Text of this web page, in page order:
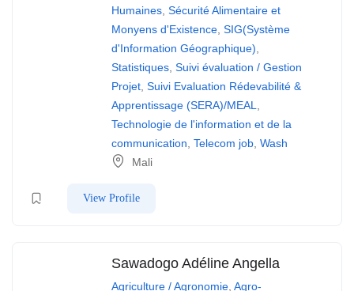
Humaines, Sécurité Alimentaire et
Monyens d'Existence, SIG(Système
d'Information Géographique),
Statistiques, Suivi évaluation / Gestion
Projet, Suivi Evaluation Rédevabilité &
Apprentissage (SERA)/MEAL,
Technologie de l'information et de la
communication, Telecom job, Wash
Mali
View Profile
Sawadogo Adéline Angella
Agriculture / Agronomie, Agro-